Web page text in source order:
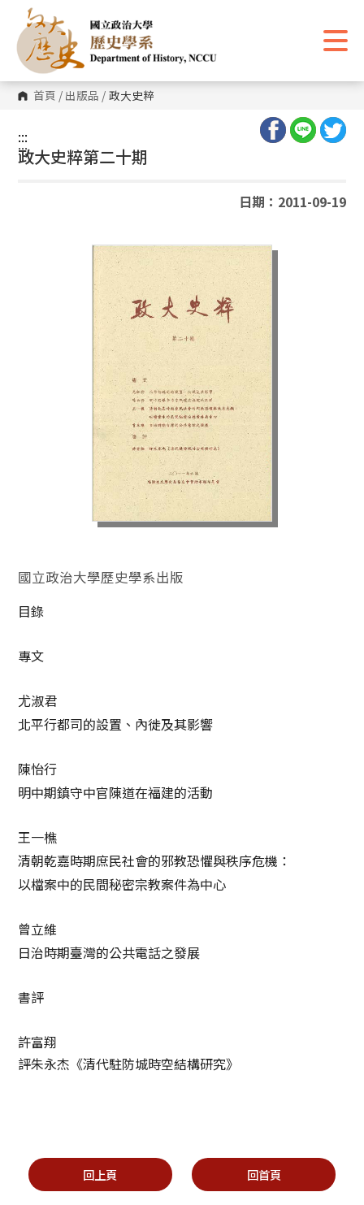
主
要
內
區
塊 首頁 / 出版品 / 政大史粹
:::
:::
政大史粹第二十期
日期：2011-09-19
國立政治大學歷史學系出版
目錄
專文
尤淑君
北平行都司的設置、內徙及其影響
陳怡行
明中期鎮守中官陳道在福建的活動
王一樵
清朝乾嘉時期庶民社會的邪教恐懼與秩序危機：
以檔案中的民間秘密宗教案件為中心
曾立維
日治時期臺灣的公共電話之發展
書評
許富翔
評朱永杰《清代駐防城時空結構研究》
回上頁 回首頁